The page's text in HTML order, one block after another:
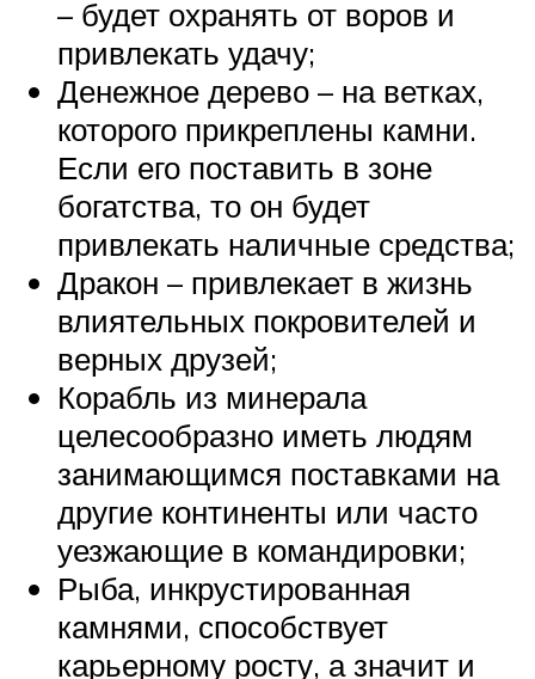
– будет охранять от воров и
привлекать удачу;
Денежное дерево – на ветках,
которого прикреплены камни.
Если его поставить в зоне
богатства, то он будет
привлекать наличные средства;
Дракон – привлекает в жизнь
влиятельных покровителей и
верных друзей;
Корабль из минерала
целесообразно иметь людям
занимающимся поставками на
другие континенты или часто
уезжающие в командировки;
Рыба, инкрустированная
камнями, способствует
карьерному росту, а значит и